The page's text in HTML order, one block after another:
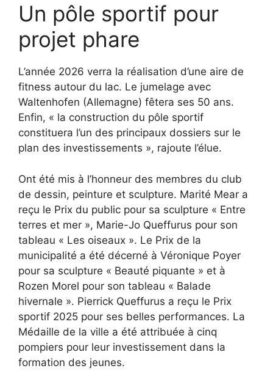
Un pôle sportif pour
projet phare
L’année 2026 verra la réalisation d’une aire de
fitness autour du lac. Le jumelage avec
Waltenhofen (Allemagne) fêtera ses 50 ans.
Enfin, « la construction du pôle sportif
constituera l’un des principaux dossiers sur le
plan des investissements », rajoute l’élue.
Ont été mis à l’honneur des membres du club
de dessin, peinture et sculpture. Marité Mear a
reçu le Prix du public pour sa sculpture « Entre
terres et mer », Marie-Jo Queffurus pour son
tableau « Les oiseaux ». Le Prix de la
municipalité a été décerné à Véronique Poyer
pour sa sculpture « Beauté piquante » et à
Rozen Morel pour son tableau « Balade
hivernale ». Pierrick Queffurus a reçu le Prix
sportif 2025 pour ses belles performances. La
Médaille de la ville a été attribuée à cinq
pompiers pour leur investissement dans la
formation des jeunes.